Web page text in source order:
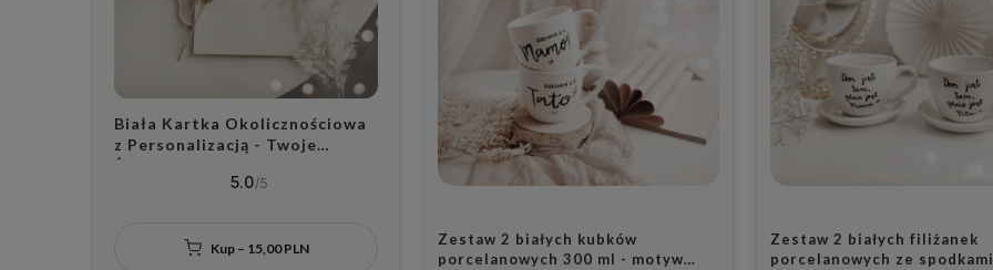
Biała Kartka Okolicznościowa
z Personalizacją - Twoje
Życzenia dla Bliskiej Osoby na
5.0
Kup – 15,00 PLN
Zestaw 2 białych kubków
porcelanowych 300 ml - motyw
złotego serca dla rodziców
5.0
Kup – 102,00 PLN
Biała asymetryczna filiżanka
porcelanowa 200 ml ze
Kup – 75,00 PLN
Zestaw 2 białych kubków
porcelanowych 300 ml - motyw
Zestaw 2 białych filiżanek
porcelanowych ze spodkami